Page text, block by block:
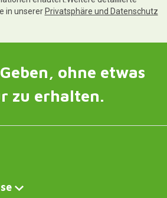
in unserer Privatsphäre und Datenschutz
ohne etwas
zu erhalten.